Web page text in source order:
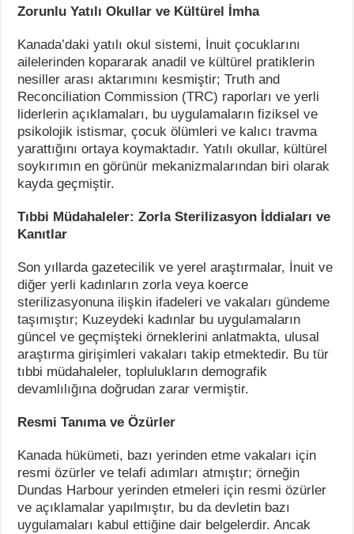
Zorunlu Yatılı Okullar ve Kültürel İmha
Kanada’daki yatılı okul sistemi, İnuit çocuklarını
ailelerinden kopararak anadil ve kültürel pratiklerin
nesiller arası aktarımını kesmiştir; Truth and
Reconciliation Commission (TRC) raporları ve yerli
liderlerin açıklamaları, bu uygulamaların fiziksel ve
psikolojik istismar, çocuk ölümleri ve kalıcı travma
yarattığını ortaya koymaktadır. Yatılı okullar, kültürel
soykırımın en görünür mekanizmalarından biri olarak
kayda geçmiştir.
Tıbbi Müdahaleler: Zorla Sterilizasyon İddiaları ve
Kanıtlar
Son yıllarda gazetecilik ve yerel araştırmalar, İnuit ve
diğer yerli kadınların zorla veya koerce
sterilizasyonuna ilişkin ifadeleri ve vakaları gündeme
taşımıştır; Kuzeydeki kadınlar bu uygulamaların
güncel ve geçmişteki örneklerini anlatmakta, ulusal
araştırma girişimleri vakaları takip etmektedir. Bu tür
tıbbi müdahaleler, toplulukların demografik
devamlılığına doğrudan zarar vermiştir.
Resmi Tanıma ve Özürler
Kanada hükümeti, bazı yerinden etme vakaları için
resmi özürler ve telafi adımları atmıştır; örneğin
Dundas Harbour yerinden etmeleri için resmi özürler
ve açıklamalar yapılmıştır, bu da devletin bazı
uygulamaları kabul ettiğine dair belgelerdir. Ancak